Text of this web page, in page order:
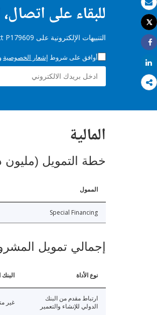
بريد الكتروني
طباعة
Tweet
Share
Share
للبقاء على
التنبيهات الإلكترونية على Project P179609
أوافق على شروط إشعار الخصوصية
المالية
خطة التمويل (مليون
الممول
Special Financing
إجمالي تمويل
نوع الأداة
ارتباط مقدم من البنك
الدولي للإنشاء والتعمير
غير